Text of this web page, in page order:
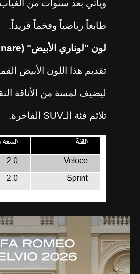
ويأتي بعد سنوات من
طابعاً رياضياً وفخماً فريداً.
لون "لوناري الأبيض" (
تقديم هذا اللون الأبيض
ليضيف لمسة من الأناقة
تلائم فئة الـSUV الفاخرة.